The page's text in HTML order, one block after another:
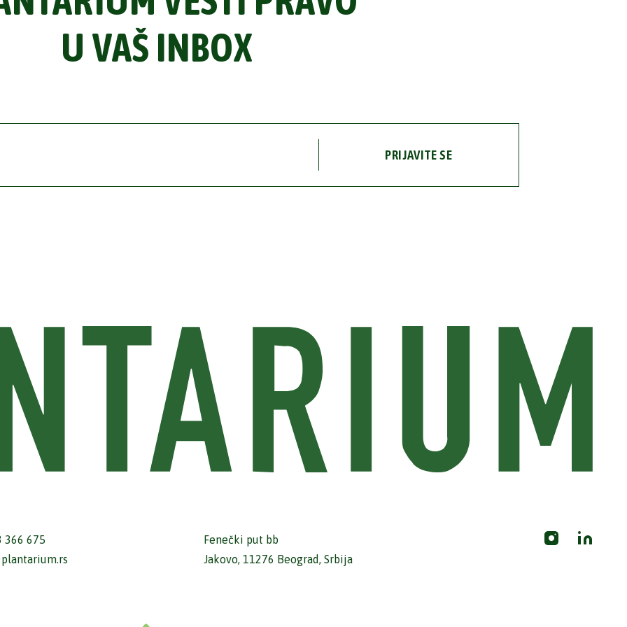
U VAŠ INBOX
PRIJAVITE SE
366 675
Fenečki put bb
Jakovo, 11276 Beograd, Srbija